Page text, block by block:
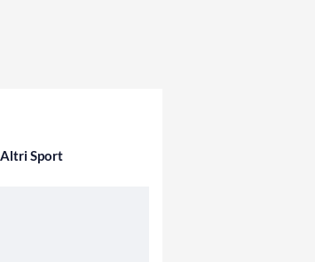
Altri Sport